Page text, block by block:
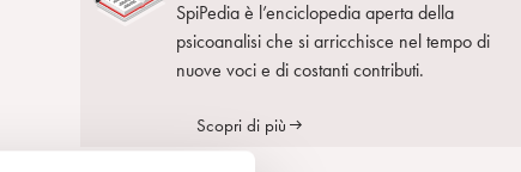
SpiPedia è l’enciclopedia aperta della
psicoanalisi che si arricchisce nel tempo di
nuove voci e di costanti contributi.
Scopri di più